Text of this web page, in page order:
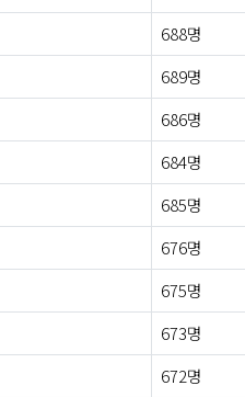
688명
689명
686명
684명
685명
676명
675명
673명
672명